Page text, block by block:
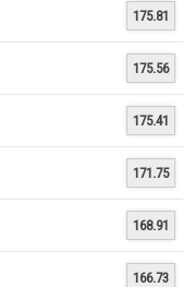
175.81
175.56
175.41
171.75
168.91
166.73